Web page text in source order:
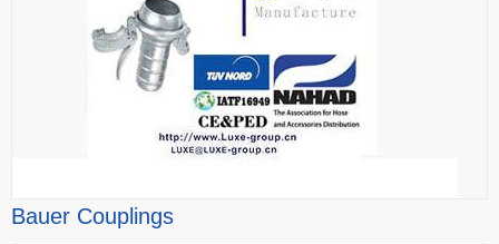
Bauer Couplings